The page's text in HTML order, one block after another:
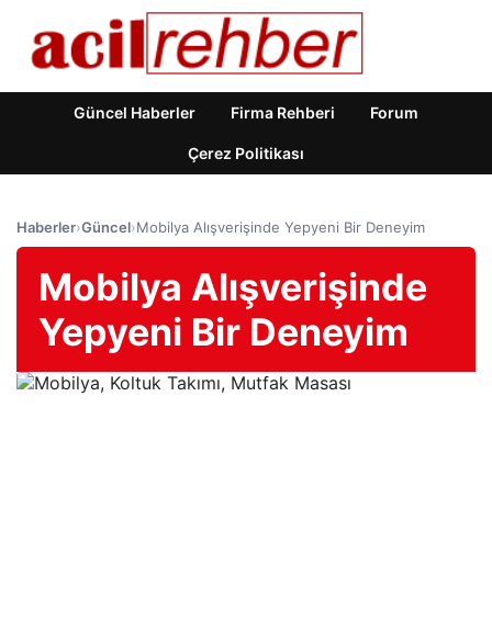
Güncel Haberler Firma Rehberi Forum
Çerez Politikası
Haberler›Güncel›Mobilya Alışverişinde Yepyeni Bir Deneyim
Mobilya Alışverişinde
Yepyeni Bir Deneyim